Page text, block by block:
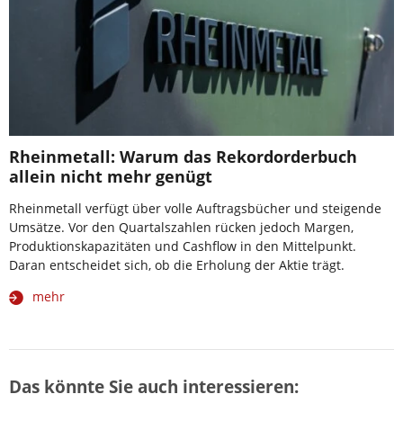
Rheinmetall: Warum das Rekordorderbuch
allein nicht mehr genügt
Rheinmetall verfügt über volle Auftragsbücher und steigende
Umsätze. Vor den Quartalszahlen rücken jedoch Margen,
Produktionskapazitäten und Cashflow in den Mittelpunkt.
Daran entscheidet sich, ob die Erholung der Aktie trägt.
mehr
Das könnte Sie auch interessieren: